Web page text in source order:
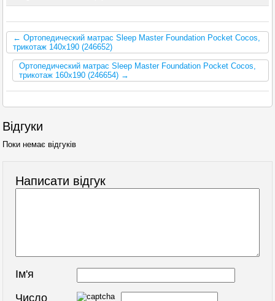
← Ортопедический матрас Sleep Master Foundation Pocket Cocos,
трикотаж 140x190 (246652)
Ортопедический матрас Sleep Master Foundation Pocket Cocos,
трикотаж 160x190 (246654) →
Відгуки
Поки немає відгуків
Написати відгук
Ім'я
Число